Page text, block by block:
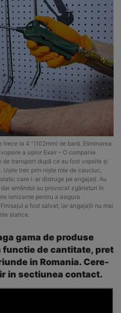
la 4 “(102mm) de bară. Eliminarea
a ușilor Exair – O companie
transport după ce au fost vopsite și
Ușile trec prin niște role de cauciuc,
care i-ar distruge pe angajați. Au
amândoi au provocat zgârieturi în
ionizante pentru a asigura
a fost salvat, iar angajații nu mai
statice.
gama de produse
functie de cantitate, pret
in Romania. Cere-
in sectiunea contact.